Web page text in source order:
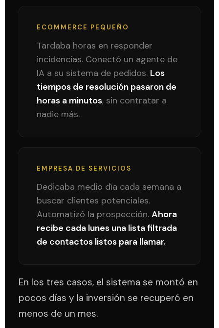
ECOMMERCE PEQUEÑO
Tardaba horas en responder
incidencias. Conectó un agente de
IA a su sistema de pedidos. Los
tiempos de resolución pasaron de
horas a minutos, sin contratar a
nadie más.
EMPRESA DE SERVICIOS
Dedicaba medio día cada semana a
buscar clientes potenciales.
Automatizó la prospección. Ahora
recibe cada lunes una lista filtrada
de contactos listos para llamar.
En los tres casos, el sistema se montó en
pocos días y la inversión se recuperó en
menos de un mes.